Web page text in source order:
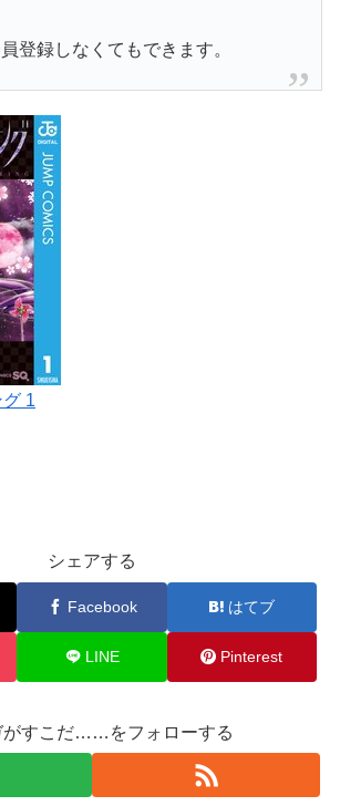
登録しなくてもできます。
1
シェアする
Facebook はてブ
LINE Pinterest
がすこだ……をフォローする